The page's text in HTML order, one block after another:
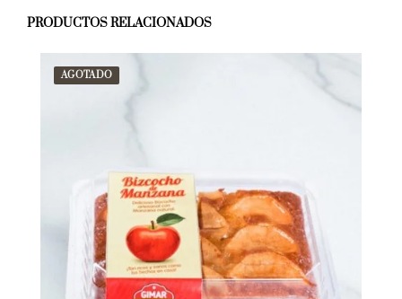
PRODUCTOS RELACIONADOS
AGOTADO